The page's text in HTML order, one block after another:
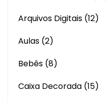
Arquivos Digitais (12)
Aulas (2)
Bebês (8)
Caixa Decorada (15)